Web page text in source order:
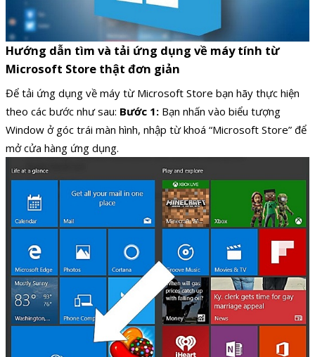
Hướng dẫn tìm và tải ứng dụng về máy tính từ
Microsoft Store thật đơn giản
Để tải ứng dụng về máy từ Microsoft Store bạn hãy thực hiện
theo các bước như sau: Bước 1: Bạn nhấn vào biểu tượng
Window ở góc trái màn hình, nhập từ khoá “Microsoft Store” để
mở cửa hàng ứng dụng.